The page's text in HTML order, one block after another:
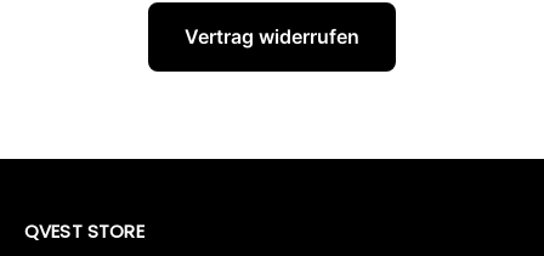
Vertrag widerrufen
QVEST STORE